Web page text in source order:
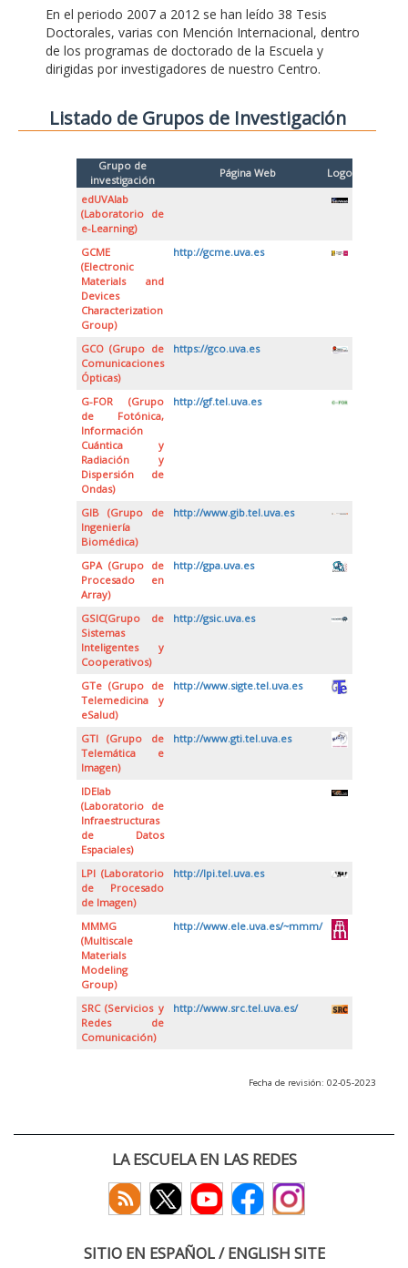
En el periodo 2007 a 2012 se han leído 38 Tesis
Doctorales, varias con Mención Internacional, dentro
de los programas de doctorado de la Escuela y
dirigidas por investigadores de nuestro Centro.
Listado de Grupos de Investigación
Grupo de
investigación
Página Web
Logo
edUVAlab
(Laboratorio de
e-Learning)
GCME
(Electronic
Materials and
Devices
Characterization
Group)
http://gcme.uva.es
GCO (Grupo de
Comunicaciones
Ópticas)
https://gco.uva.es
G-FOR (Grupo
de Fotónica,
Información
Cuántica y
Radiación y
Dispersión de
Ondas)
http://gf.tel.uva.es
GIB (Grupo de
Ingeniería
Biomédica)
http://www.gib.tel.uva.es
GPA (Grupo de
Procesado en
Array)
http://gpa.uva.es
GSIC(Grupo de
Sistemas
Inteligentes y
Cooperativos)
http://gsic.uva.es
GTe (Grupo de
Telemedicina y
eSalud)
http://www.sigte.tel.uva.es
GTI (Grupo de
Telemática e
Imagen)
http://www.gti.tel.uva.es
IDElab
(Laboratorio de
Infraestructuras
de Datos
Espaciales)
LPI (Laboratorio
de Procesado
de Imagen)
http://lpi.tel.uva.es
MMMG
(Multiscale
Materials
Modeling
Group)
http://www.ele.uva.es/~mmm/
SRC (Servicios y
Redes de
Comunicación)
http://www.src.tel.uva.es/
Fecha de revisión: 02-05-2023
LA ESCUELA EN LAS REDES
SITIO EN ESPAÑOL / ENGLISH SITE